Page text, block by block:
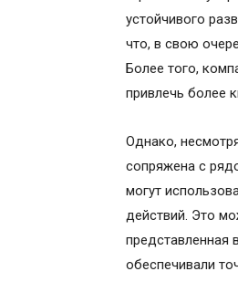
устойчивого
что, в свою
Более того,
привлечь более
Однако,
сопряжена с
могут
действий. Это
представленная
обеспечивали